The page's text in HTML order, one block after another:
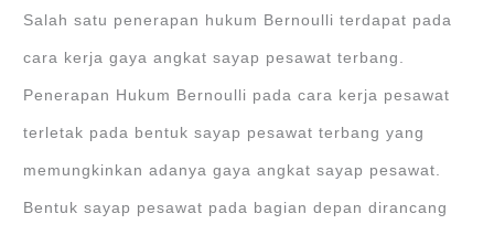
Salah satu penerapan hukum Bernoulli terdapat pada
cara kerja gaya angkat sayap pesawat terbang.
Penerapan Hukum Bernoulli pada cara kerja pesawat
terletak pada bentuk sayap pesawat terbang yang
memungkinkan adanya gaya angkat sayap pesawat.
Bentuk sayap pesawat pada bagian depan dirancang